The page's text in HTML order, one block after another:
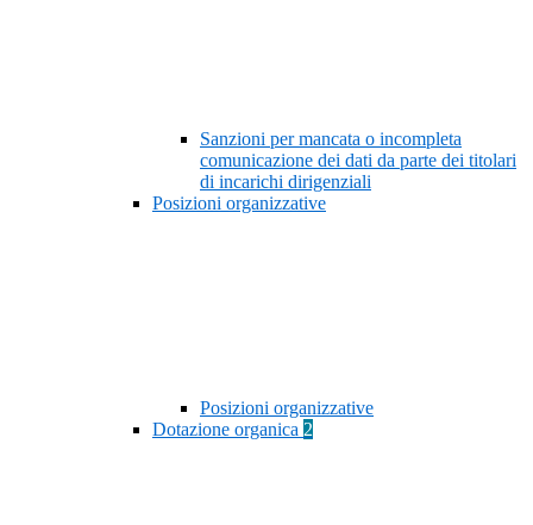
Sanzioni per mancata o incompleta
comunicazione dei dati da parte dei titolari
di incarichi dirigenziali
Posizioni organizzative
Posizioni organizzative
Dotazione organica 2